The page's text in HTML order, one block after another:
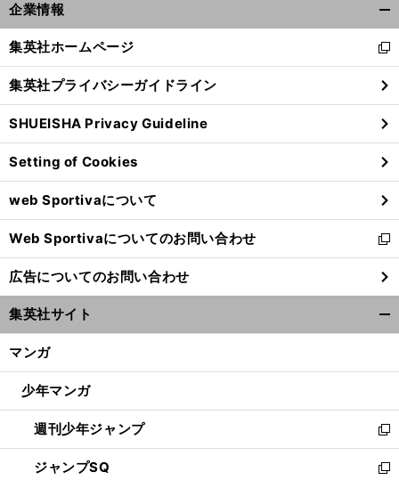
企業情報
閉
る
集英社ホームページ
新
し
い
ウ
ィ
ン
ド
ウ
で
開
く
集英社プライバシーガイドライン
SHUEISHA Privacy Guideline
Setting of Cookies
web Sportivaについて
Web Sportivaについてのお問い合わせ
新
し
い
ウ
ィ
ン
ウ
開
く
広告についてのお問い合わせ
集英社サイト
マンガ
少年マンガ
週刊少年ジャンプ
新
し
い
ジャンプSQ
新